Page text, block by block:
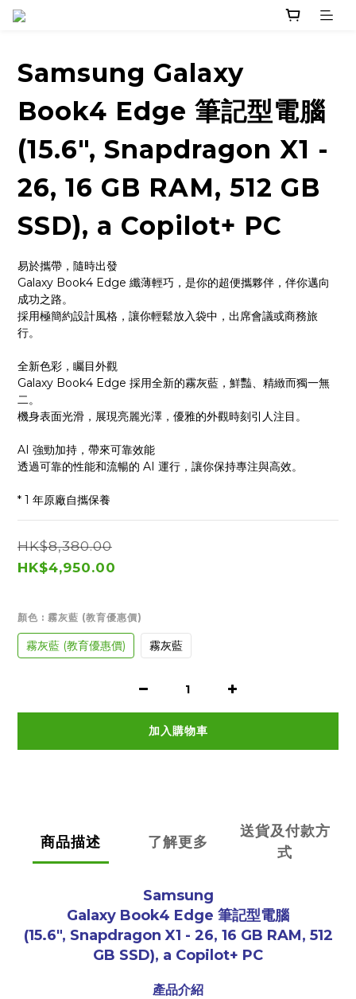
Samsung Galaxy
Book4 Edge 筆記型電腦
(15.6", Snapdragon X1 -
26, 16 GB RAM, 512 GB
SSD), a Copilot+ PC
易於攜帶，隨時出發
Galaxy Book4 Edge 纖薄輕巧，是你的超便攜夥伴，伴你邁向
成功之路。
採用極簡約設計風格，讓你輕鬆放入袋中，出席會議或商務旅
行。
全新色彩，矚目外觀
Galaxy Book4 Edge 採用全新的霧灰藍，鮮豔、精緻而獨一無
二。
機身表面光滑，展現亮麗光澤，優雅的外觀時刻引人注目。
AI 強勁加持，帶來可靠效能
透過可靠的性能和流暢的 AI 運行，讓你保持專注與高效。
* 1 年原廠自攜保養
HK$8,380.00
HK$4,950.00
顏色 : 霧灰藍 (教育優惠價)
霧灰藍 (教育優惠價) 霧灰藍
加入購物車
商品描述 了解更多
送貨及付款方
式
Samsung
Galaxy Book4 Edge 筆記型電腦
(15.6", Snapdragon X1 - 26, 16 GB RAM, 512
GB SSD), a Copilot+ PC
產品介紹